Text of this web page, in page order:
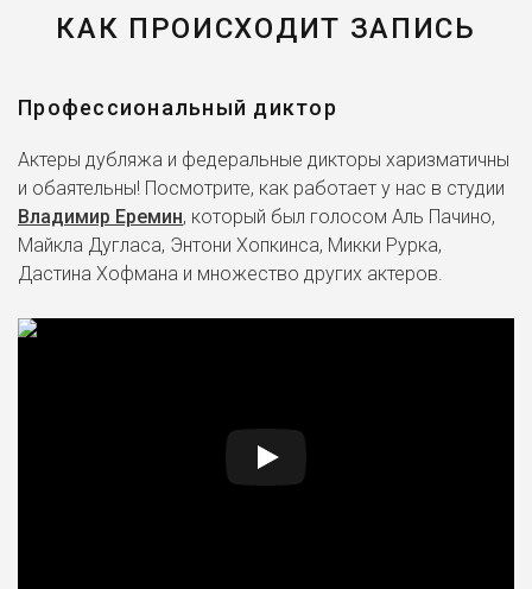
КАК ПРОИСХОДИТ ЗАПИСЬ
Профессиональный диктор
Актеры дубляжа и федеральные дикторы харизматичны
и обаятельны! Посмотрите, как работает у нас в студии
Владимир Еремин, который был голосом Аль Пачино,
Майкла Дугласа, Энтони Хопкинса, Микки Рурка,
Дастина Хофмана и множество других актеров.